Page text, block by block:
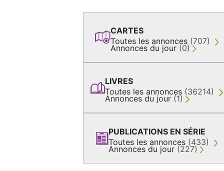
CARTES
Toutes les annonces (707)
Annonces du jour (0)
LIVRES
Toutes les annonces (36214)
Annonces du jour (1)
PUBLICATIONS EN SÉRIE
Toutes les annonces (433)
Annonces du jour (227)